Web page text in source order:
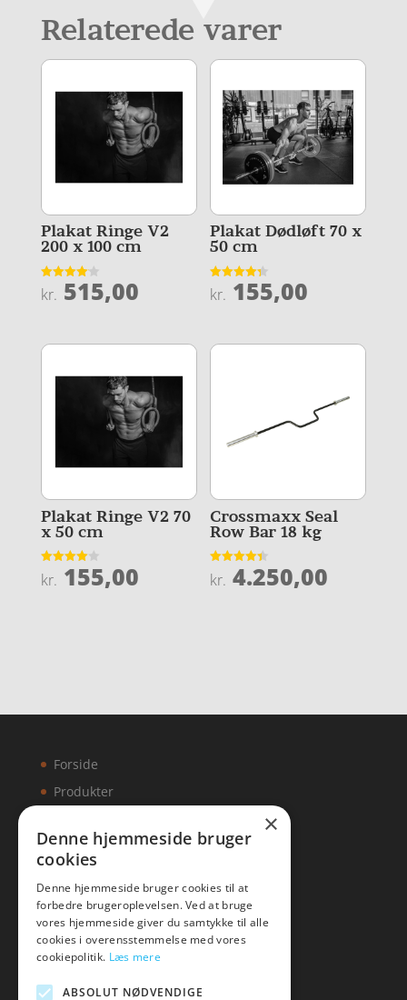
Relaterede varer
Plakat Ringe V2
200 x 100 cm
Vurderet
4.1
kr. 515,00
Plakat Dødløft 70 x
50 cm
Vurderet
4.3
kr. 155,00
Plakat Ringe V2 70
x 50 cm
Vurderet
4
kr. 155,00
Crossmaxx Seal
Row Bar 18 kg
Vurderet
4.4
kr. 4.250,00
Forside
Produkter
Artikler
Malawigruppen
Mail:hej@malawigruppen.dk
×
Denne hjemmeside bruger
cookies
Denne hjemmeside bruger cookies til at
forbedre brugeroplevelsen. Ved at bruge
vores hjemmeside giver du samtykke til alle
cookies i overensstemmelse med vores
cookiepolitik. Læs mere
ABSOLUT NØDVENDIGE